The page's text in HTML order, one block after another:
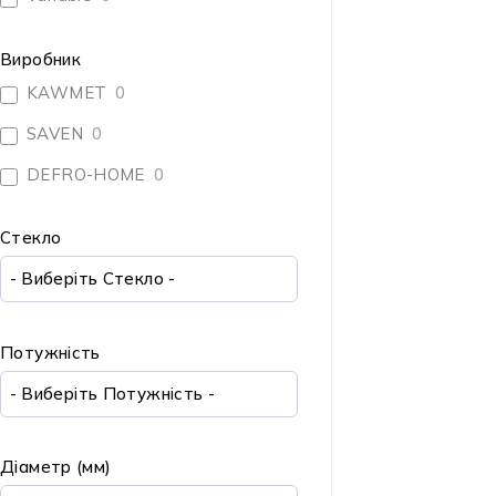
Виробник
KAWMET 0
SAVEN 0
DEFRO-HOME 0
Стекло
Потужність
Діаметр (мм)
+38(073) 605-01-54
© Kaminu. Всі права захищено.